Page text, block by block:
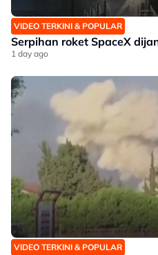
VIDEO TERKINI & POPULAR
Serpihan roket SpaceX
1 day ago
VIDEO TERKINI & POPULAR